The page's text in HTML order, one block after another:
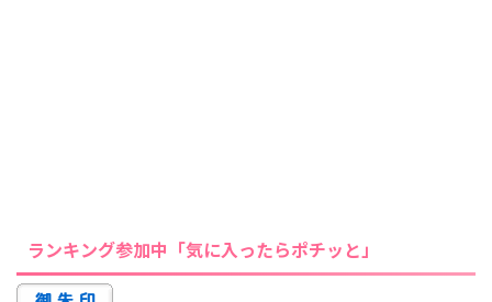
ランキング参加中「気に入ったらポチッと」